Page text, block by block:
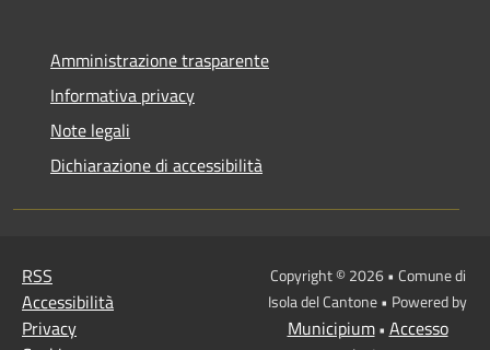
Amministrazione trasparente
Informativa privacy
Note legali
Dichiarazione di accessibilità
RSS
Accessibilità
Privacy
Copyright © 2026 • Comune di
Isola del Cantone • Powered by
Municipium• Accesso